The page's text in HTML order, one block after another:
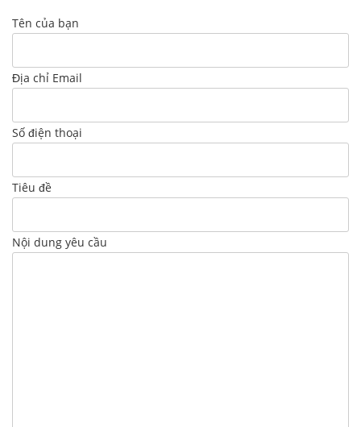
Tên của bạn
Địa chỉ Email
Số điện thoại
Tiêu đề
Nội dung yêu cầu